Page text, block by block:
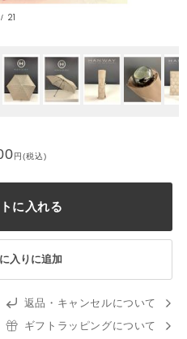
/ 21
円(税込)
に入れる
入りに追加
返品・キャンセルについて
ギフトラッピングについて